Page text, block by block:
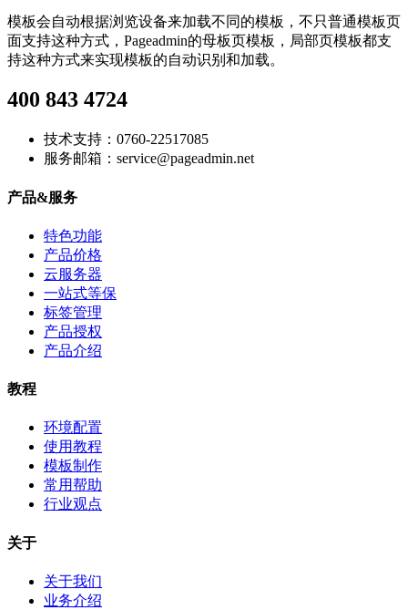
模板会自动根据浏览设备来加载不同的模板，不只普通模板页
面支持这种方式，Pageadmin的母板页模板，局部页模板都支
持这种方式来实现模板的自动识别和加载。
400 843 4724
技术支持：0760-22517085
服务邮箱：service@pageadmin.net
产品&服务
特色功能
产品价格
云服务器
一站式等保
标签管理
产品授权
产品介绍
教程
环境配置
使用教程
模板制作
常用帮助
行业观点
关于
关于我们
业务介绍